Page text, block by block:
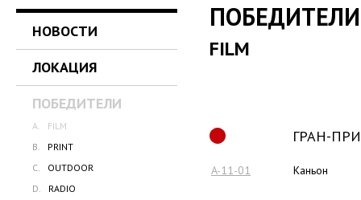
НОВОСТИ
ЛОКАЦИЯ
ПОБЕДИТЕЛИ
A.
FILM
B.
PRINT
C.
OUTDOOR
D.
RADIO
ПОБЕДИТЕЛИ
FILM
ГРАН-
A-11-01 Каньон